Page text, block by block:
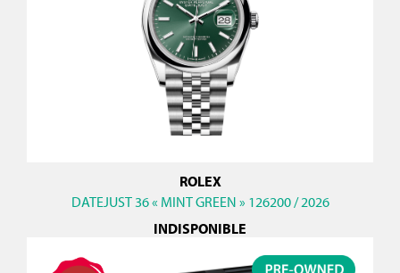
ROLEX
DATEJUST 36 « MINT GREEN » 126200 / 2026
INDISPONIBLE